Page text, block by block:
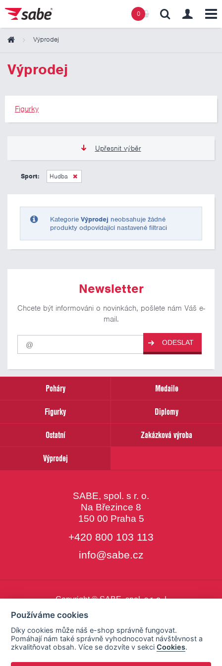
0
Výprodej
Výprodej
Figurky
Upřesnit výběr
275 Kč
Sport: Hudba
Kategorie Výprodej neobsahuje žádné
produkty odpovídající nastavené filtraci
Newsletter
Chcete být informováni o novinkách, pošlete nám Váš e-
mail.
Pro
odběr
našich
email
ODESLAT
Poháry
Medaile
Figurky
Diplomy
Ostatní
Zakázková výroba
Výprodej
SABE, spol. s r. o.
Na Březince 8
150 00 Praha 5
+420 800 103 113
info@sabe.cz
Copyright © SABE, spol. s r. o. |
Obsah košíku
Používáme cookies
Díky cookies může náš e-shop správně fungovat.
Pomáhají nám také správně vyhodnocovat návštěvnost a
zkvalitňovat obsah. Více se dozvíte v sekciCookies.